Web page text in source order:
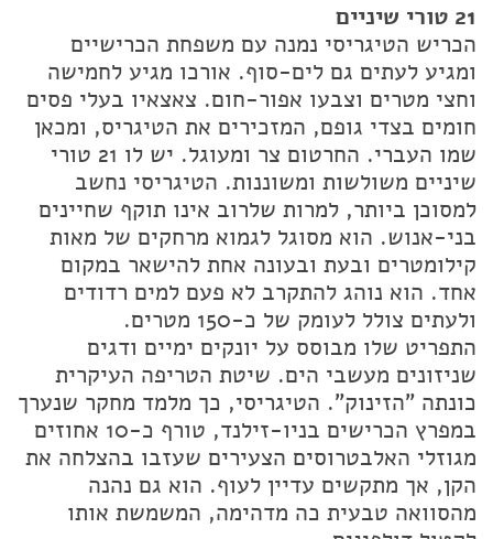
21 טורי שיניים
הכריש הטיגריסי נמנה עם משפחת הכרישיים
ומגיע לעתים גם לים-סוף. אורכו מגיע לחמישה
וחצי מטרים וצבעו אפור-חום. צאצאיו בעלי פסים
חומים בצדי גופם, המזכירים את הטיגריס, ומכאן
שמו העברי. החרטום צר ומעוגל. יש לו 21 טורי
שיניים משולשות ומשוננות. הטיגריסי נחשב
למסוכן ביותר, למרות שלרוב אינו תוקף שחיינים
בני-אנוש. הוא מסוגל לגמוא מרחקים של מאות
קילומטרים ובעת ובעונה אחת להישאר במקום
אחד. הוא נוהג להתקרב לא פעם למים רדודים
ולעתים צולל לעומק של כ-150 מטרים.
התפריט שלו מבוסס על יונקים ימיים ודגים
שניזונים מעשבי הים. שיטת הטריפה העיקרית
כונתה "הזינוק". הטיגריסי, כך מלמד מחקר שנערך
במפרץ הכרישים בניו-זילנד, טורף כ-10 אחוזים
מגוזלי האלבטרוסים הצעירים שעזבו בהצלחה את
הקן, אך מתקשים עדיין לעוף. הוא גם נהנה
מהסוואה טבעית כה מדהימה, המשמשת אותו